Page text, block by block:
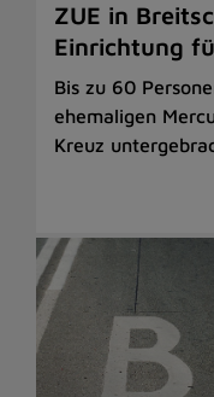
ZUE in
Einrichtung
Bis zu 60
ehemaligen
Kreuz